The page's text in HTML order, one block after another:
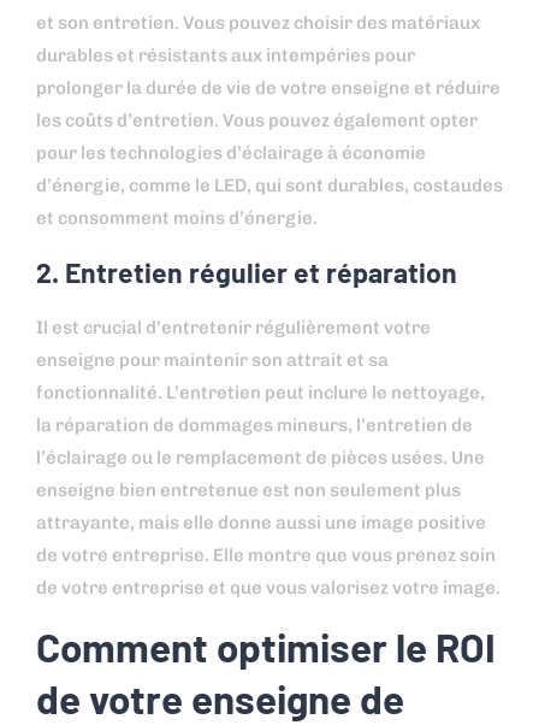
et son entretien. Vous pouvez choisir des matériaux
durables et résistants aux intempéries pour
prolonger la durée de vie de votre enseigne et réduire
les coûts d’entretien. Vous pouvez également opter
pour les technologies d’éclairage à économie
d’énergie, comme le LED, qui sont durables, costaudes
et consomment moins d’énergie.
2. Entretien régulier et réparation
Il est crucial d’entretenir régulièrement votre
enseigne pour maintenir son attrait et sa
fonctionnalité. L’entretien peut inclure le nettoyage,
la réparation de dommages mineurs, l’entretien de
l’éclairage ou le remplacement de pièces usées. Une
enseigne bien entretenue est non seulement plus
attrayante, mais elle donne aussi une image positive
de votre entreprise. Elle montre que vous prenez soin
de votre entreprise et que vous valorisez votre image.
Comment optimiser le ROI
de votre enseigne de